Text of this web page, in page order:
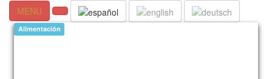
MENU
Alimentación